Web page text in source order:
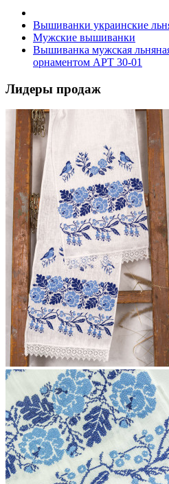
Вышиванки украинские
Мужские вышиванки
Вышиванка мужская
орнаментом АРТ 30-01
Лидеры продаж